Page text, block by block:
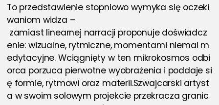
To przedstawienie stopniowo wymyka się oczeki
waniom widza –
zamiast linearnej narracji proponuje doświadcz
enie: wizualne, rytmiczne, momentami niemal m
edytacyjne. Wciągnięty w ten mikrokosmos odbi
orca porzuca pierwotne wyobrażenia i poddaje si
ę formie, rytmowi oraz materii.Szwajcarski artyst
a w swoim solowym projekcie przekracza granic